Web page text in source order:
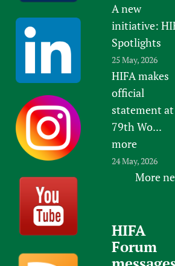
A new
initiative:
Spotlights
25 May, 2026
HIFA makes
official
statement at
79th Wo...
more
24 May, 2026
More
HIFA
Forum